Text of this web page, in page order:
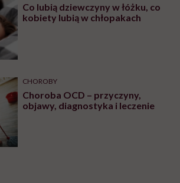
Co lubią dziewczyny w łóżku, co
kobiety lubią w chłopakach
CHOROBY
Choroba OCD – przyczyny,
objawy, diagnostyka i leczenie